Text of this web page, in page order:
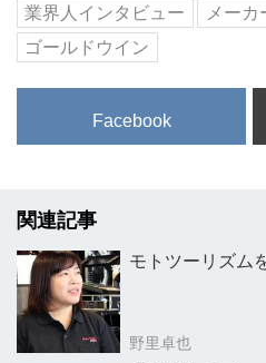
業界人インタビュー メーカ
ゴールドウイン
Facebook
関連記事
モトツーリズム
野里卓也